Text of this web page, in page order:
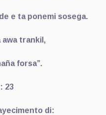
e ta ponemi sosega.
awa trankil,
forsa”.
23
di: